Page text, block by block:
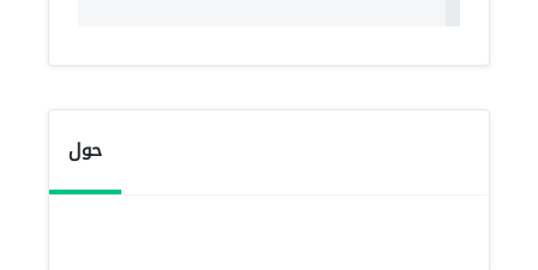
حول